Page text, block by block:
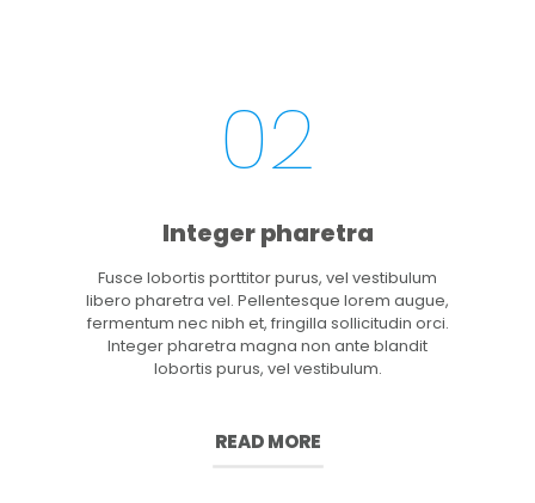
02
Integer pharetra
Fusce lobortis porttitor purus, vel vestibulum
libero pharetra vel. Pellentesque lorem augue,
fermentum nec nibh et, fringilla sollicitudin orci.
Integer pharetra magna non ante blandit
lobortis purus, vel vestibulum.
READ MORE